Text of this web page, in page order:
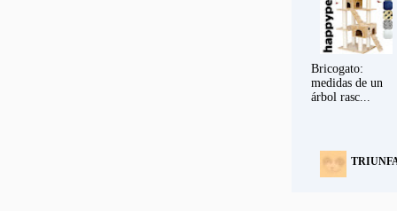
Bricogato:
medidas de un
árbol rasc...